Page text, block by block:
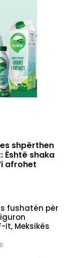
shpërthen
Është shaka
afrohet
fushatën për
it, Meksikës